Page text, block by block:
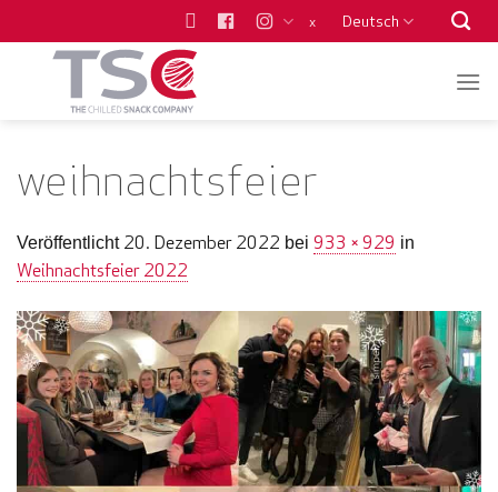
Inhalt
x Deutsch
weihnachtsfeier
Veröffentlicht 20. Dezember 2022 bei 933 × 929 in
Weihnachtsfeier 2022